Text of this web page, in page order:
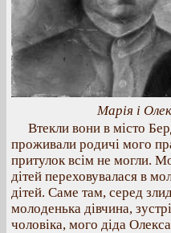
Марія і
Втекли вони в місто
проживали родичі мого
притулок всім не могли.
дітей переховувалася в
дітей. Саме там, серед
молоденька дівчина,
чоловіка, мого діда